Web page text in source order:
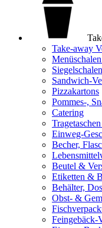
Take-away
Siegelschalen
Sandwich-
Pizzakartons
Pommes-,
Catering
Einweg-
Becher,
Beutel &
Etiketten &
Behälter,
Obst- &
Feingebäck-